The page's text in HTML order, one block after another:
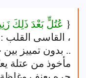
{ عُتُلٍّ بَعْدَ ذَلِكَ
، القاسى القلب
.. بدون تمييز
مأخوذ من عتلة